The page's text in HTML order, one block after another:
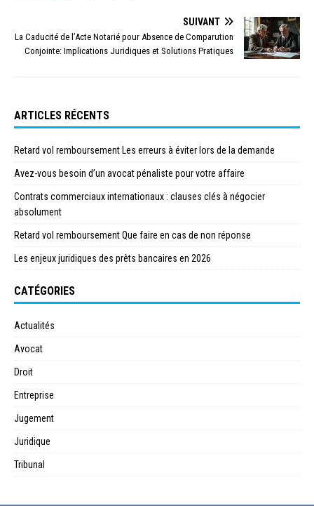
SUIVANT
La Caducité de l’Acte Notarié pour Absence de Comparution
Conjointe: Implications Juridiques et Solutions Pratiques
ARTICLES RÉCENTS
Retard vol remboursement Les erreurs à éviter lors de la demande
Avez-vous besoin d’un avocat pénaliste pour votre affaire
Contrats commerciaux internationaux : clauses clés à négocier
absolument
Retard vol remboursement Que faire en cas de non réponse
Les enjeux juridiques des prêts bancaires en 2026
CATÉGORIES
Actualités
Avocat
Droit
Entreprise
Jugement
Juridique
Tribunal